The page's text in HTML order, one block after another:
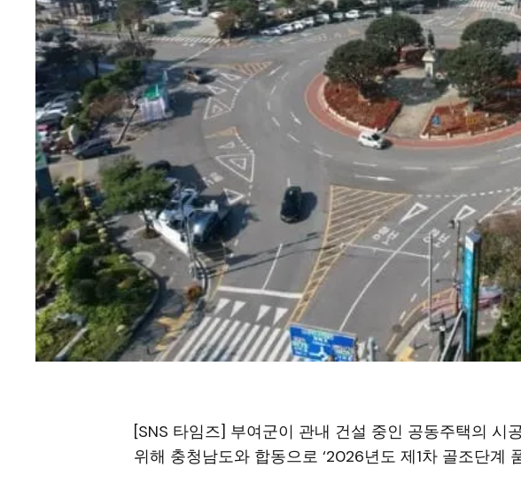
[SNS 타임즈] 부여군이 관내 건설 중인 공동주택의 시
위해 충청남도와 합동으로 ‘2026년도 제1차 골조단계